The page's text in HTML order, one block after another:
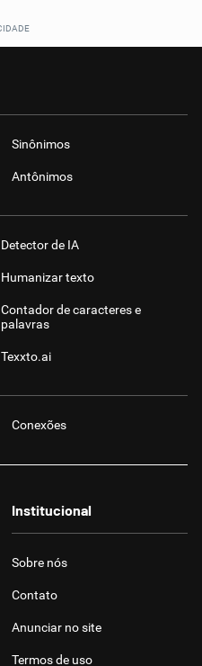
Sinônimos
Antônimos
Detector de IA
Humanizar texto
Contador de caracteres e
palavras
Texxto.ai
Conexões
Institucional
Sobre nós
Contato
Anunciar no site
Termos de uso